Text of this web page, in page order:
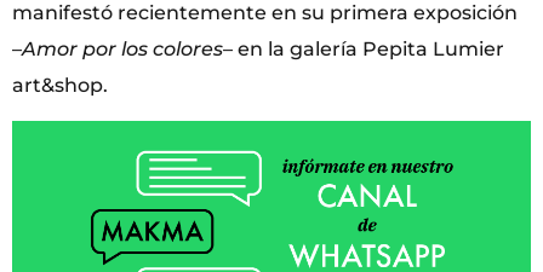
manifestó recientemente en su primera exposición
–Amor por los colores– en la galería Pepita Lumier
art&shop.